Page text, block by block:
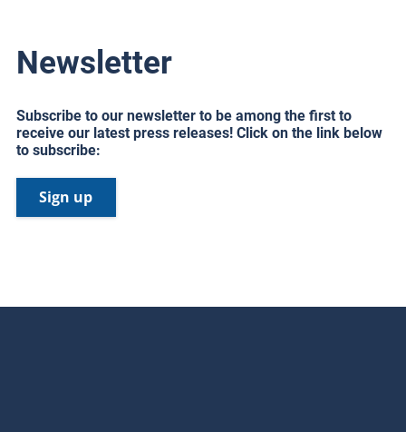
Newsletter
Subscribe to our newsletter to be among the first to
receive our latest press releases! Click on the link below
to subscribe:
Sign up